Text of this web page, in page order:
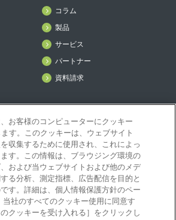
コラム
製品
サービス
パートナー
資料請求
登録者）
ト（MCUG会員専用）
こちら
ー専用サイト
お客様のコンピューターにクッキー
ます。このクッキーは、ウェブサイト
収集するために使用され、これによっ
す。この情報は、ブラウジング環境の
および当ウェブサイトおよび他のメデ
る分析、測定指標、広告配信を目的と
す。詳細は、個人情報保護方針のペー
当社のすべてのクッキー使用に同意す
クッキーを受け入れる］をクリックし